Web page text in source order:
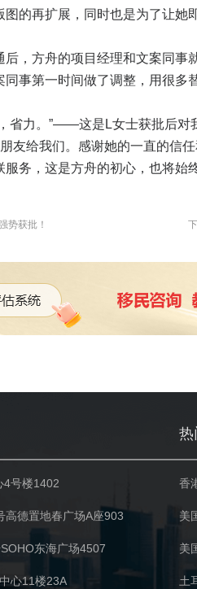
的再扩展，同时也是为了让她
方舟的项目经理和文案同事
事第一时间做了调整，用很多
力。”——这是L女士获批后对
给我们。感谢她的一直的信任
，这是方舟的初心，也将始终
势获批！
4号楼1402
高德置地春广场A座903
东海广场4507
心11楼23A
热
香
美
美
土